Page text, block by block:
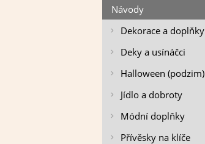
Návody
Dekorace a doplňky
Deky a usínáčci
Halloween (podzim)
Jídlo a dobroty
Módní doplňky
Přívěsky na klíče